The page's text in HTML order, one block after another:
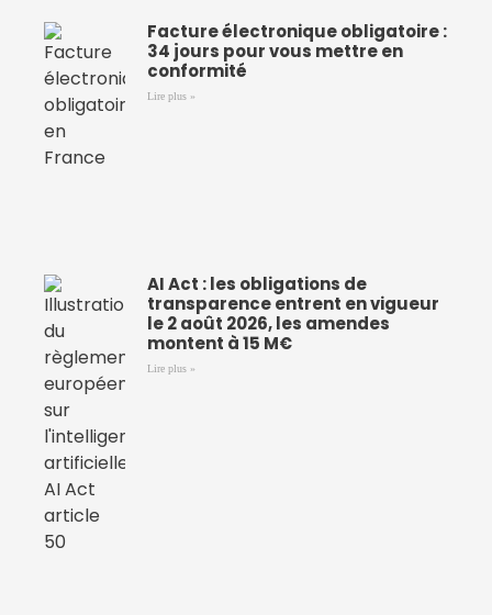
Facture électronique obligatoire :
34 jours pour vous mettre en
conformité
Lire plus »
AI Act : les obligations de
transparence entrent en vigueur
le 2 août 2026, les amendes
montent à 15 M€
Lire plus »